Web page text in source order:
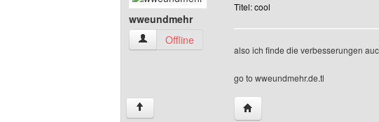
wweundmehr
wweundmehr Benutzer-Profile anzeigen
Offline
Titel: cool
also ich finde die verbesserungen
go to wweundmehr.de.tl
↑ Website dieses Benutzers